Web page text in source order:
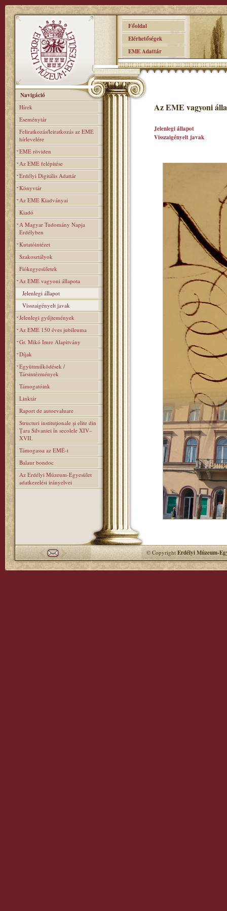
Főoldal
Elérhetőségek
EME Adattár
Navigáció
Hírek
Eseménytár
Feliratkozás/leiratkozás az EME
hírlevelére
EME röviden
Az EME felépitése
Erdélyi Digitális Adattár
Könyvtár
Az EME Kiadványai
Kiadó
A Magyar Tudomány Napja
Erdélyben
Kutatóintézet
Szakosztályok
Fiókegyesületek
Az EME vagyoni állapota
Jelenlegi állapot
Visszaigényelt javak
Jelenlegi gyűjtemények
Az EME 150 éves jubileuma
Gr. Mikó Imre Alapitvány
Díjak
Együttműködések /
Társintézmények
Támogatóink
Linktár
Raport de autoevaluare
Structuri instituţionale şi elite din
Ţara Silvaniei în secolele XIV–
XVII.
Támogassa az EMÉ-t
Balaur bondoc
Az Erdélyi Múzeum-Egyesület
adatkezelési irányelvei
Az EME vagyoni
Jelenlegi állapot
Visszaigényelt javak
© CopyrightErdélyi Múzeum-